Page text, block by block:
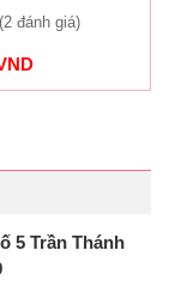
(2 đánh giá)
5 Trần Thánh